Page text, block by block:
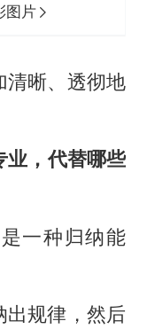
图片
清晰、透彻地
业，代替哪些
一种归纳能
规律，然后